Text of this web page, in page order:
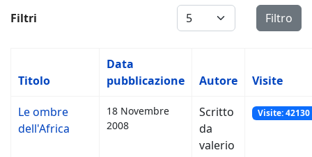
Filtri Visualizza # Filtro
Titolo
Data
pubblicazione
Autore Visite
Le ombre
dell'Africa
18 Novembre
2008
Scritto
da
valerio
Visite: 42130